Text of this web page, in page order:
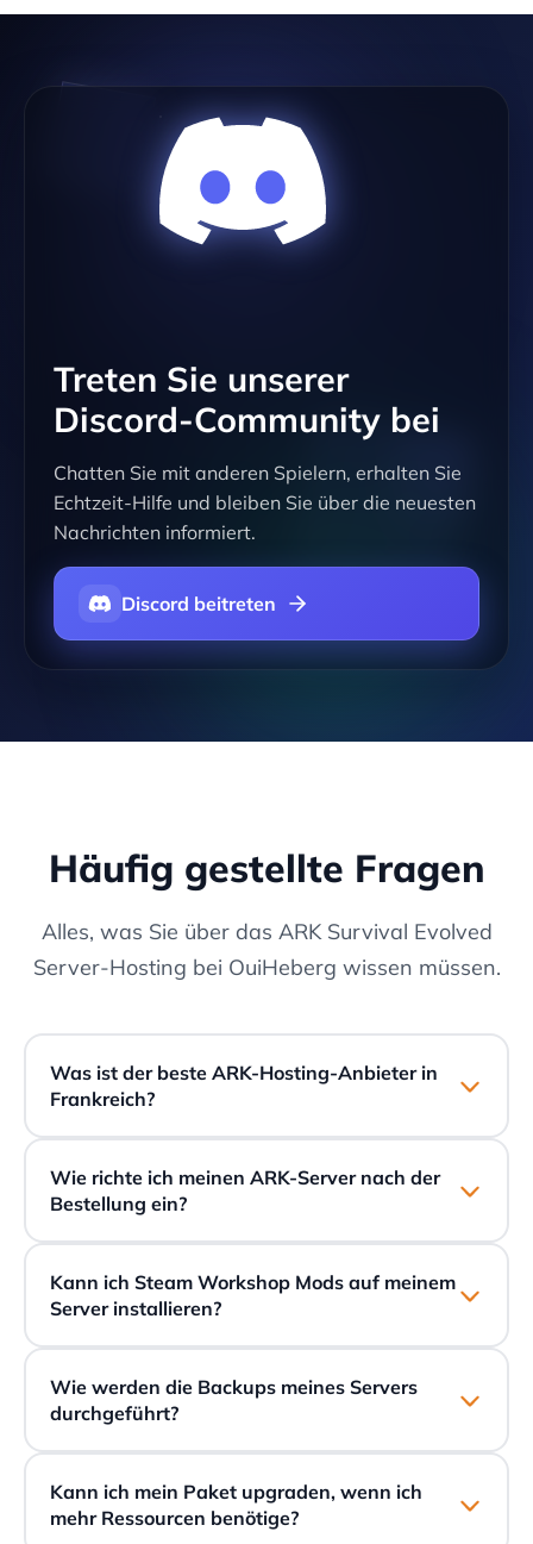
Treten Sie unserer
Discord-Community bei
Chatten Sie mit anderen Spielern, erhalten Sie
Echtzeit-Hilfe und bleiben Sie über die neuesten
Nachrichten informiert.
Discord beitreten
Häufig gestellte Fragen
Alles, was Sie über das ARK Survival Evolved
Server-Hosting bei OuiHeberg wissen müssen.
Was ist der beste ARK-Hosting-Anbieter in
Frankreich?
Wie richte ich meinen ARK-Server nach der
Bestellung ein?
Kann ich Steam Workshop Mods auf meinem
Server installieren?
Wie werden die Backups meines Servers
durchgeführt?
Kann ich mein Paket upgraden, wenn ich
mehr Ressourcen benötige?